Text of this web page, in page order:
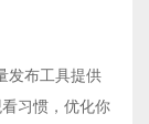
发布工具提供
习惯，优化你